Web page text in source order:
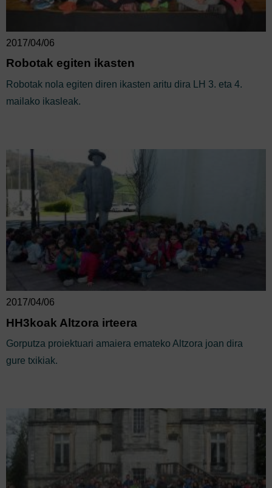
2017/04/06
Robotak egiten ikasten
Robotak nola egiten diren ikasten aritu dira LH 3. eta 4.
mailako ikasleak.
2017/04/06
HH3koak Altzora irteera
Gorputza proiektuari amaiera emateko Altzora joan dira
gure txikiak.